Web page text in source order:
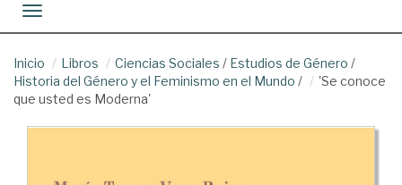
Toggle navigation
Inicio Libros Ciencias Sociales / Estudios de Género /
Historia del Género y el Feminismo en el Mundo /
'Se conoce
que usted es Moderna'